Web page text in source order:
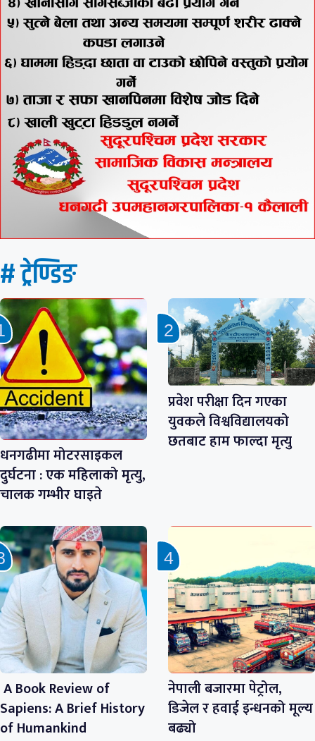
# ट्रेण्डिङ
धनगढीमा मोटरसाइकल
दुर्घटना : एक महिलाको मृत्यु,
चालक गम्भीर घाइते
प्रवेश परीक्षा दिन गएका
युवकले विश्वविद्यालयको
छतबाट हाम फाल्दा मृत्यु
A Book Review of
Sapiens: A Brief History
of Humankind
नेपाली बजारमा पेट्रोल,
डिजेल र हवाई इन्धनको मूल्य
बढ्यो